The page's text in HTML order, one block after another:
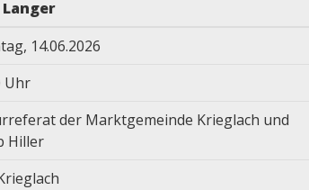
14.06.2026
Uhr
der Marktgemeinde Krieglach und
Hiller